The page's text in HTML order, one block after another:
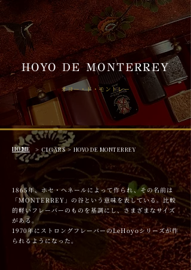
HOYO DE MONTERREY
オヨー・ド・モントレー
HOME > CIGARS > HOYO DE MONTERREY
1865年、ホセ・ヘネールによって作られ、その名前は
「MONTERREY」の谷という意味を表している。比較
的軽いフレーバーのものを基調にし、さまざまなサイズ
がある。
1970年にストロングフレーバーのLeHoyoシリーズが作
られるようになった。